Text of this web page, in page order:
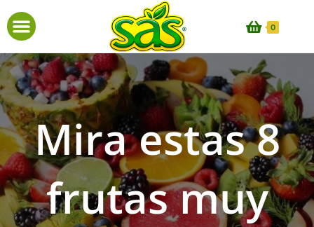
0
Mira estas 8
frutas muy